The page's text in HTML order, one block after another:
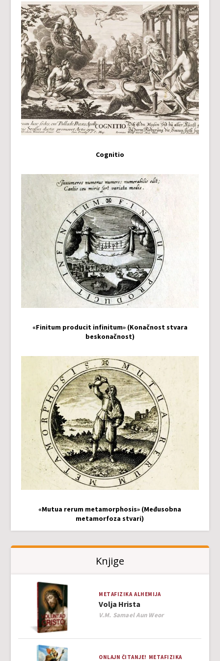
Cognitio
«Finitum producit infinitum» (Konačnost stvara
beskonačnost)
«Mutua rerum metamorphosis» (Međusobna
metamorfoza stvari)
Knjige
METAFIZIKA ALHEMIJA
Volja Hrista
Author
V.M. Samael Aun Weor
ONLAJN ČITANJE! METAFIZIKA